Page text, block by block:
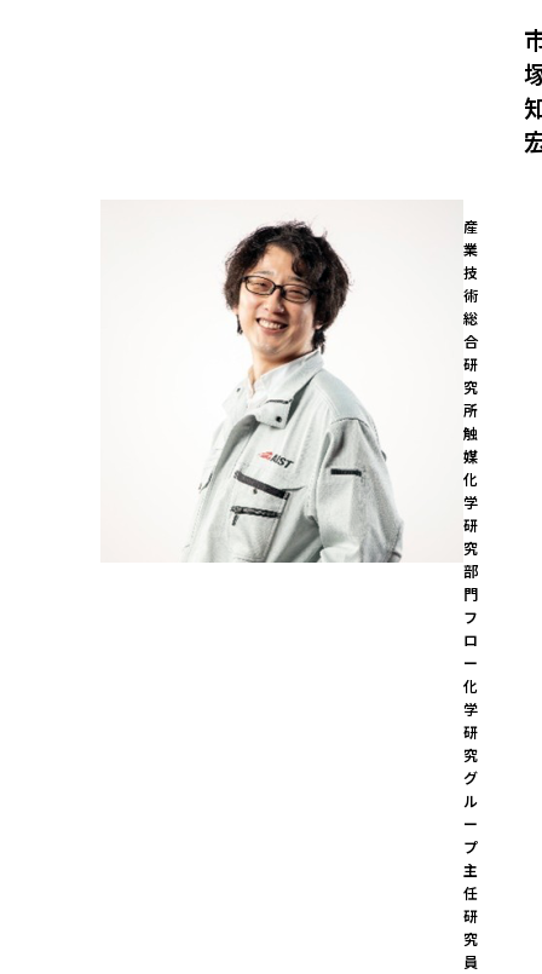
産
業
技
術
総
合
研
究
所
触
媒
化
学
研
究
部
門
フ
ロ
ー
化
学
研
究
グ
ル
ー
プ
主
任
研
究
員